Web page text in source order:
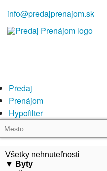
info@predajprenajom.sk
Predaj
Prenájom
Hypofilter